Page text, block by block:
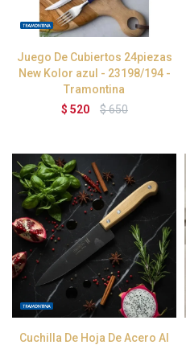
Juego De Cubiertos 24piezas
New Kolor azul - 23198/194 -
Tramontina
$ 520 $650
Cuchilla De Hoja De Acero Al